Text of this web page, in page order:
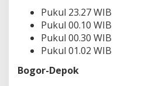
Pukul 23.27 WIB
Pukul 00.10 WIB
Pukul 00.30 WIB
Pukul 01.02 WIB
Bogor-Depok